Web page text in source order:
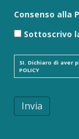
Consenso alla
Sottoscrivo
SI. Dichiaro di aver
POLICY
Invia